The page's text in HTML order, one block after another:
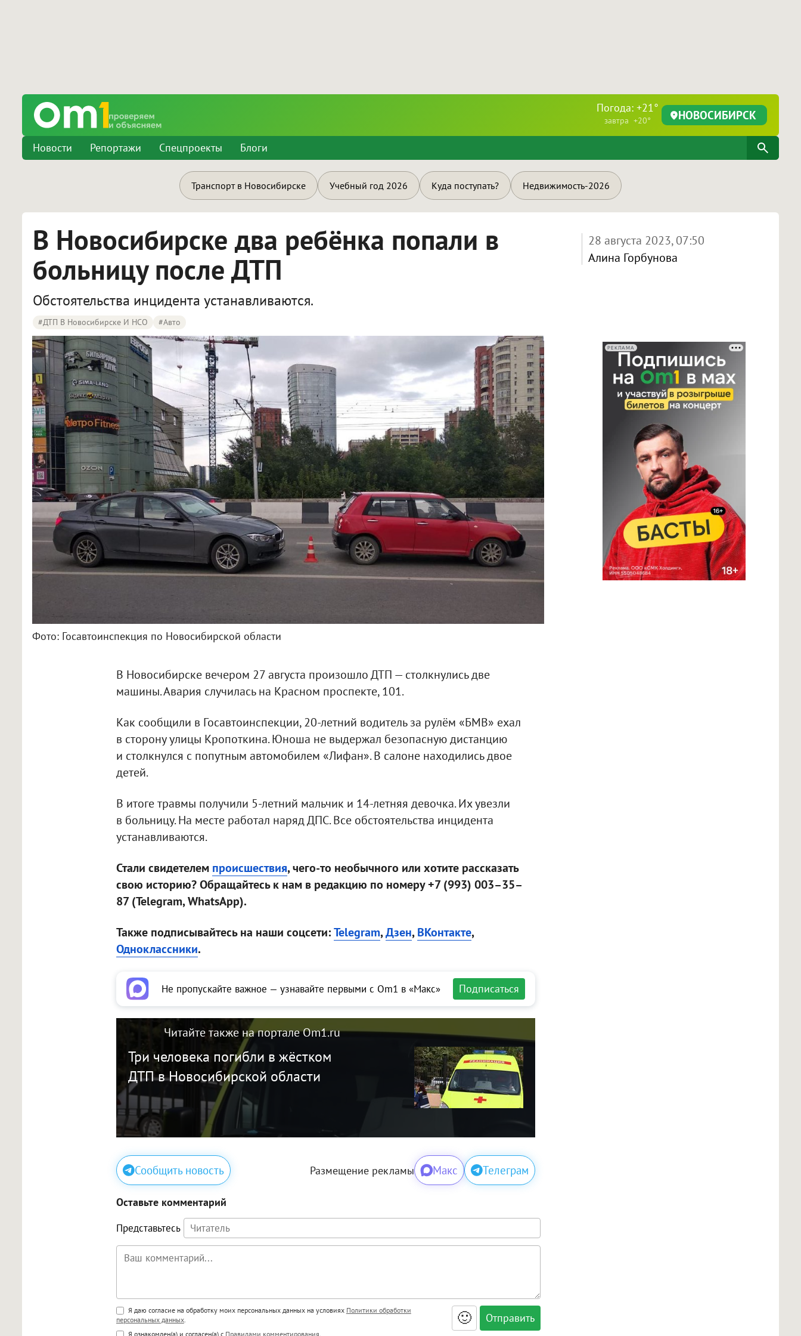
Погода: +21°
завтра +20° НОВОСИБИРСК
Новости Репортажи Спецпроекты Блоги
Транспорт в Новосибирске Учебный год 2026 Куда поступать? Недвижимость-2026
В Новосибирске два ребёнка попали в
больницу после ДТП
Обстоятельства инцидента устанавливаются.
#ДТП В Новосибирске И НСО #Авто
28 августа 2023, 07:50
Алина Горбунова
РЕКЛАМА
Фото: Госавтоинспекция по Новосибирской области
В Новосибирске вечером 27 августа произошло ДТП — столкнулись две
машины. Авария случилась на Красном проспекте, 101.
Как сообщили в Госавтоинспекции, 20-летний водитель за рулём «БМВ» ехал
в сторону улицы Кропоткина. Юноша не выдержал безопасную дистанцию
и столкнулся с попутным автомобилем «Лифан». В салоне находились двое
детей.
В итоге травмы получили 5-летний мальчик и 14-летняя девочка. Их увезли
в больницу. На месте работал наряд ДПС. Все обстоятельства инцидента
устанавливаются.
Стали свидетелем происшествия, чего-то необычного или хотите рассказать
свою историю? Обращайтесь к нам в редакцию по номеру +7 (993) 003–35–
87 (Telegram, WhatsApp).
Также подписывайтесь на наши соцсети:Telegram,Дзен,ВКонтакте,
Одноклассники.
Не пропускайте важное — узнавайте первыми с Om1 в «Макс» Подписаться
Читайте также на портале Om1.ru
Три человека погибли в жёстком
ДТП в Новосибирской области
Сообщить новость Размещение рекламы Макс Телеграм
Оставьте комментарий
Представьтесь
Поддержка HTML
<b>, <strong>, <u>, <i>, <em>, <s>, <big>, <small>, <sup>, <sub>, <pre>, <ul>, <ol>, <li>,
Я даю согласие на обработку моих персональных данных на условиях Политики обработки
персональных данных.
Я ознакомлен(а) и согласен(а) с Правилами комментирования.
🙂